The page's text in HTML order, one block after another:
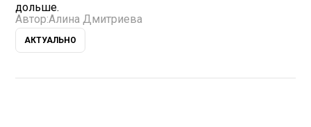
дольше.
Автор:Алина Дмитриева
АКТУАЛЬНО